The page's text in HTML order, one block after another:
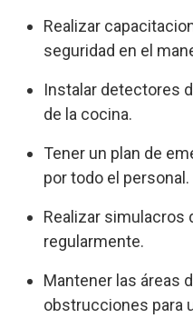
Realizar
seguridad en el
Instalar detectores
de la cocina.
Tener un plan de
por todo el personal.
Realizar simulacros
regularmente.
Mantener las áreas
obstrucciones para